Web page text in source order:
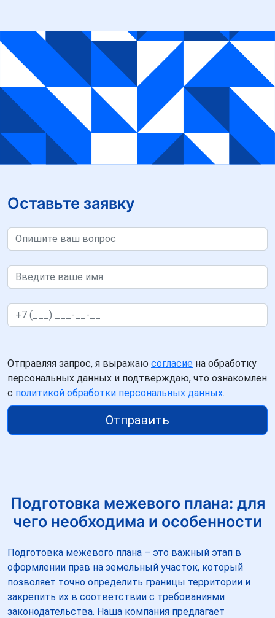
Оставьте заявку
Отправляя запрос, я выражаю согласие на обработку
персональных данных и подтверждаю, что ознакомлен
с политикой обработки персональных данных.
Отправить
Подготовка межевого плана: для
чего необходима и особенности
Подготовка межевого плана – это важный этап в
оформлении прав на земельный участок, который
позволяет точно определить границы территории и
закрепить их в соответствии с требованиями
законодательства. Наша компания предлагает